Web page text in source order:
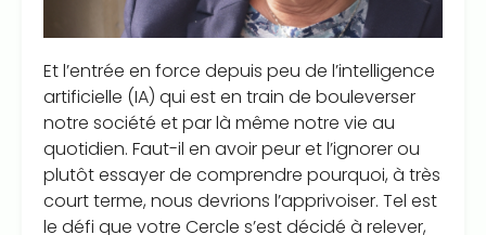
Et l’entrée en force depuis peu de l’intelligence
artificielle (IA) qui est en train de bouleverser
notre société et par là même notre vie au
quotidien. Faut-il en avoir peur et l’ignorer ou
plutôt essayer de comprendre pourquoi, à très
court terme, nous devrions l’apprivoiser. Tel est
le défi que votre Cercle s’est décidé à relever,